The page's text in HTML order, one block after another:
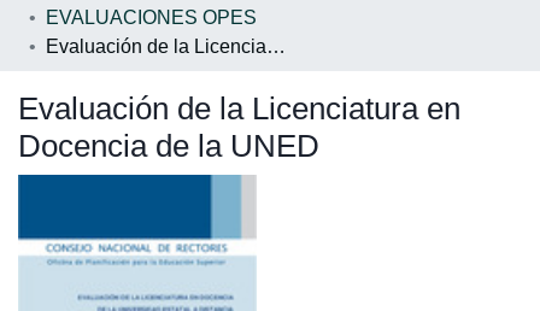
EVALUACIONES OPES
Evaluación de la Licenciatura en Docencia de la UNED
Evaluación de la Licenciatura en
Docencia de la UNED